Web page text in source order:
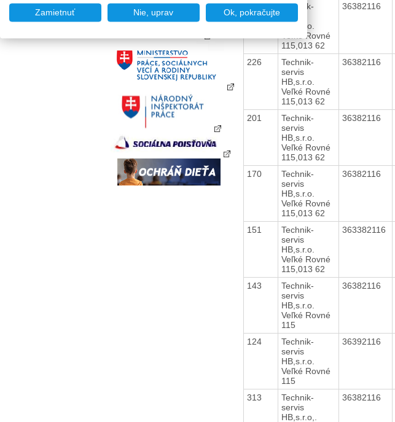
251
Technik-
HB,s.r.o.
Veľké Rovné
115,013 62
36382116
226
Technik-
servis
HB,s.r.o.
Veľké Rovné
115,013 62
36382116
201
Technik-
servis
HB,s.r.o.
Veľké Rovné
115,013 62
36382116
170
Technik-
servis
HB,s.r.o.
Veľké Rovné
115,013 62
36382116
151
Technik-
servis
HB,s.r.o.
Veľké Rovné
115,013 62
363382116
143
Technik-
servis
HB,s.r.o.
Veľké Rovné
115
36382116
124
Technik-
servis
HB,s.r.o.
Veľké Rovné
115
36392116
313
Technik-
servis
HB,s.r.o,.
36382116
Zamietnuť Nie, uprav Ok, pokračujte